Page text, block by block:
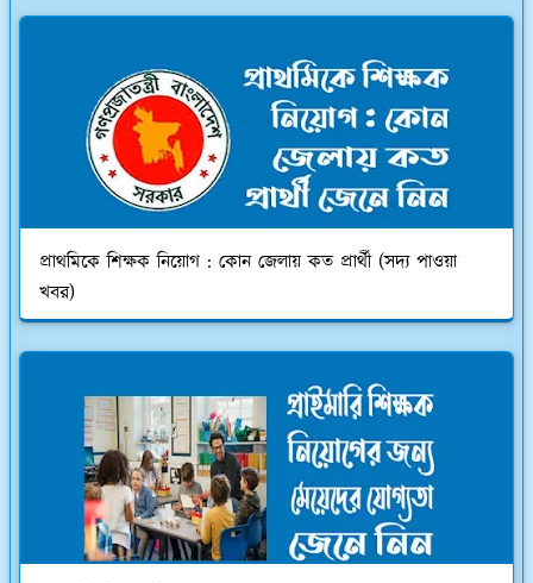
প্রাথমিকে শিক্ষক নিয়োগ : কোন জেলায় কত প্রার্থী (সদ্য পাওয়া
খবর)